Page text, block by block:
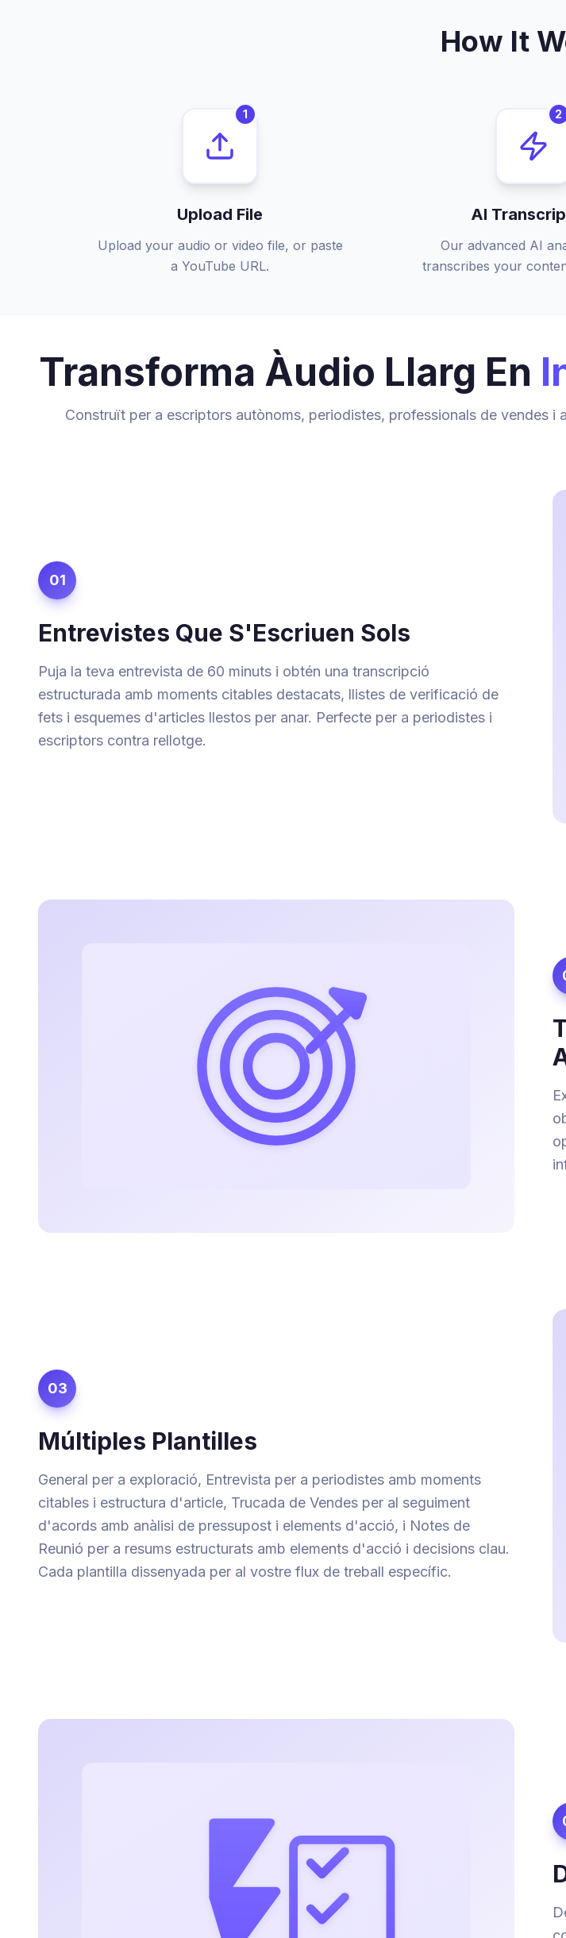
How It
1
Upload File
Upload your audio or video file, or paste
a YouTube URL.
2
AI
Our advanced AI
transcribes your
Transforma Àudio Llarg En
Construït per a escriptors autònoms, periodistes, professionals de vendes
01
Entrevistes Que S'Escriuen Sols
Puja la teva entrevista de 60 minuts i obtén una transcripció
estructurada amb moments citables destacats, llistes de verificació de
fets i esquemes d'articles llestos per anar. Perfecte per a periodistes i
escriptors contra rellotge.
03
Múltiples Plantilles
General per a exploració, Entrevista per a periodistes amb moments
citables i estructura d'article, Trucada de Vendes per al seguiment
d'acords amb anàlisi de pressupost i elements d'acció, i Notes de
Reunió per a resums estructurats amb elements d'acció i decisions clau.
Cada plantilla dissenyada per al vostre flux de treball específic.